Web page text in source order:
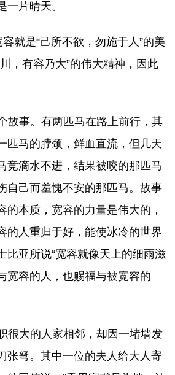
一片晴天。
就是“己所不欲，勿施于人”的美
，有容乃大”的伟大精神，因此
故事。有两匹马在路上前行，其
匹马的脖颈，鲜血直流，但几天
竞滴水不进，结果被咬的那匹马
自己而羞愧不安的那匹马。故事
的本质，宽容的力量是伟大的，
的人重归于好，能使冰冷的世界
比亚所说“宽容就像天上的细雨滋
宽容的人，也赐福与被宽容的
很大的人家相邻，却因一堵墙发
张弩。其中一位的夫人给大人寄